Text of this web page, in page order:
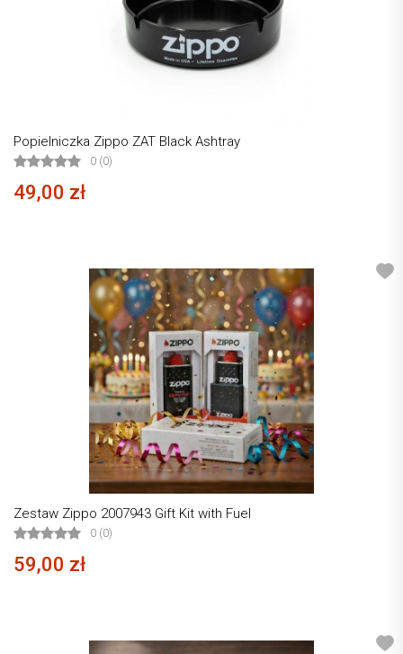
Popielniczka Zippo ZAT Black Ashtray
0 (0)
49,00 zł
Zestaw Zippo 2007943 Gift Kit with Fuel
0 (0)
59,00 zł